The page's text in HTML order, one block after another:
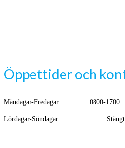
Öppettider och
Måndagar-Fredagar................0800-1700
Lördagar-Söndagar.........................Stängt